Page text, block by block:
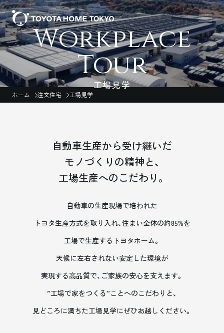
Workplace
Tour
工場見学
ホーム 注文住宅 工場見学
自動車生産から受け継いだ
モノづくりの精神と、
工場生産へのこだわり。
自動車の生産現場で培われた
トヨタ生産方式を取り入れ、住まい全体の約85%を
工場で生産するトヨタホーム。
天候に左右されない安定した環境が
実現する高品質で、ご家族の安心を支えます。
”工場で家をつくる”ことへのこだわりと、
見どころに満ちた工場見学にぜひお越しください。